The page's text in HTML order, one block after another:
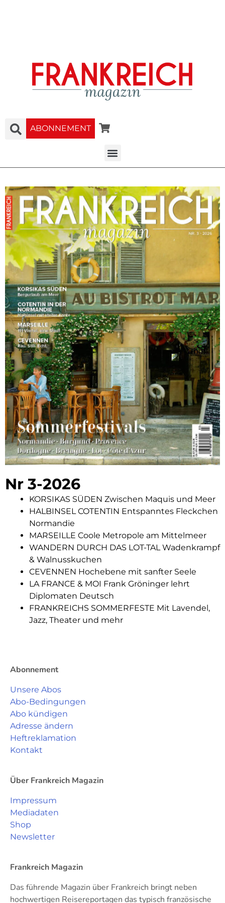
ABONNEMENT
Nr 3-2026
KORSIKAS SÜDEN Zwischen Maquis und Meer
HALBINSEL COTENTIN Entspanntes Fleckchen
Normandie
MARSEILLE Coole Metropole am Mittelmeer
WANDERN DURCH DAS LOT-TAL Wadenkrampf
& Walnusskuchen
CEVENNEN Hochebene mit sanfter Seele
LA FRANCE & MOI Frank Gröninger lehrt
Diplomaten Deutsch
FRANKREICHS SOMMERFESTE Mit Lavendel,
Jazz, Theater und mehr
Abonnement
Unsere Abos
Abo-Bedingungen
Abo kündigen
Adresse ändern
Heftreklamation
Kontakt
Über Frankreich Magazin
Impressum
Mediadaten
Shop
Newsletter
Frankreich Magazin
Das führende Magazin über Frankreich bringt neben
hochwertigen Reisereportagen das typisch französische